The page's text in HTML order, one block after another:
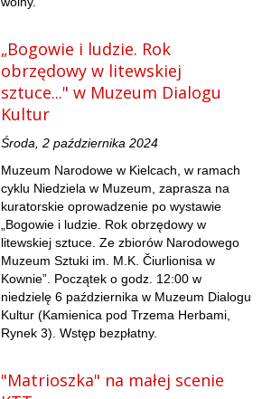
„Bogowie i ludzie. Rok
obrzędowy w litewskiej
sztuce..." w Muzeum Dialogu
Kultur
Środa, 2 października 2024
Muzeum Narodowe w Kielcach, w ramach
cyklu Niedziela w Muzeum, zaprasza na
kuratorskie oprowadzenie po wystawie
„Bogowie i ludzie. Rok obrzędowy w
litewskiej sztuce. Ze zbiorów Narodowego
Muzeum Sztuki im. M.K. Čiurlionisa w
Kownie”. Początek o godz. 12:00 w
niedzielę 6 października w Muzeum Dialogu
Kultur (Kamienica pod Trzema Herbami,
Rynek 3). Wstęp bezpłatny.
"Matrioszka" na małej scenie